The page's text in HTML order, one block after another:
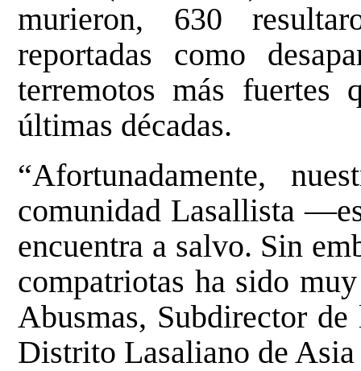
murieron, 630
reportadas como
terremotos más
últimas décadas.
“Afortunadamente,
comunidad Lasallista
encuentra a salvo. Sin
compatriotas ha sido
Abusmas, Subdirector
Distrito Lasaliano de